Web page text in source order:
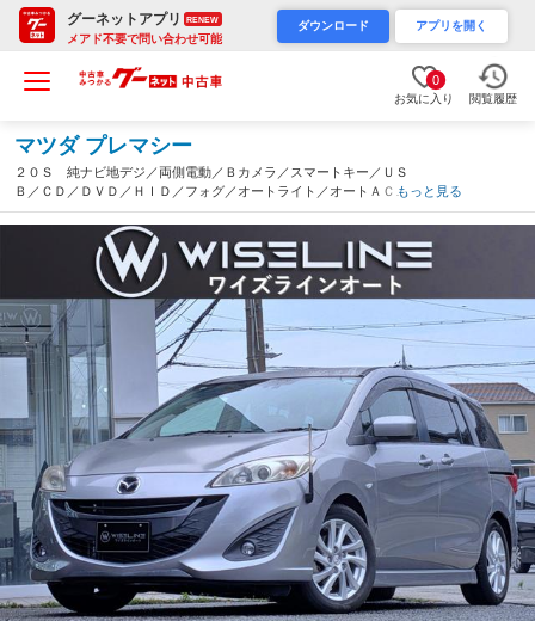
グーネットアプリ RENEW
メアド不要で問い合わせ可能
ダウンロード アプリを開く
0
お気に入り 閲覧履歴
マツダ プレマシー
２０Ｓ 純ナビ地デジ／両側電動／Ｂカメラ／スマートキー／ＵＳ
Ｂ／ＣＤ／ＤＶＤ／ＨＩＤ／フォグ／オートライト／オートＡＣ／
禁煙／ＥＴＣ／ｉ－ｓｔｏｐ／ＤＳＣ／ステリモ／バニティミラー
／シートリフター／Ｍサーバー（兵庫県）
もっと見る